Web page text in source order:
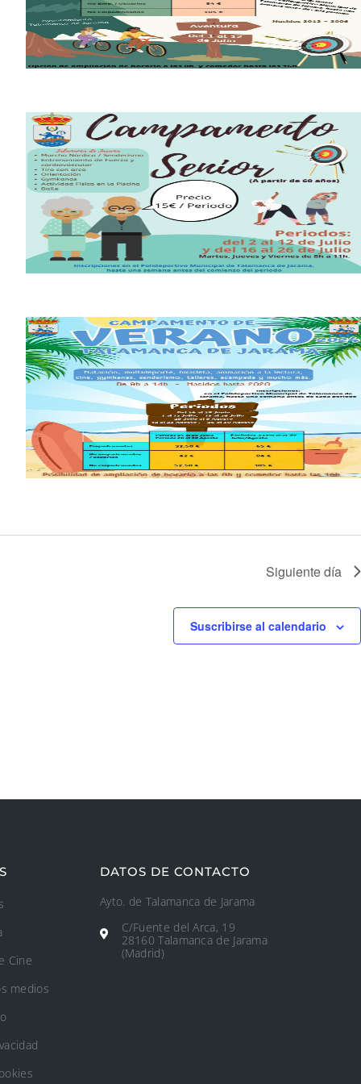
Siguiente día
Suscribirse al calendario
Cine
medios
DATOS DE CONTACTO
Ayto. de Talamanca de Jarama
C/Fuente del Arca, 19
28160 Talamanca de Jarama
(Madrid)